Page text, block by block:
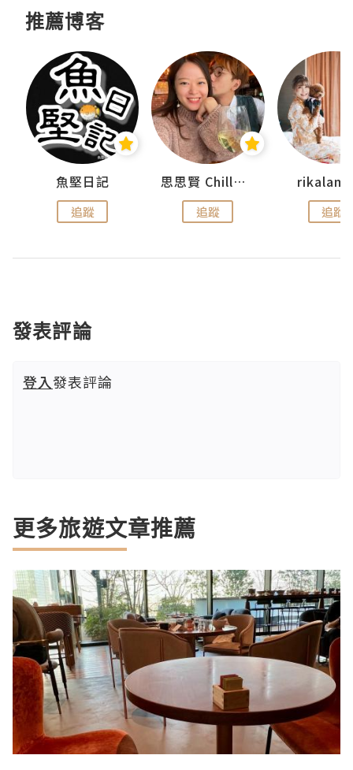
推薦博客
魚堅日記
追蹤
思思賢 ChillMyBabe
追蹤 追蹤
發表評論
登入發表評論
更多旅遊文章推薦